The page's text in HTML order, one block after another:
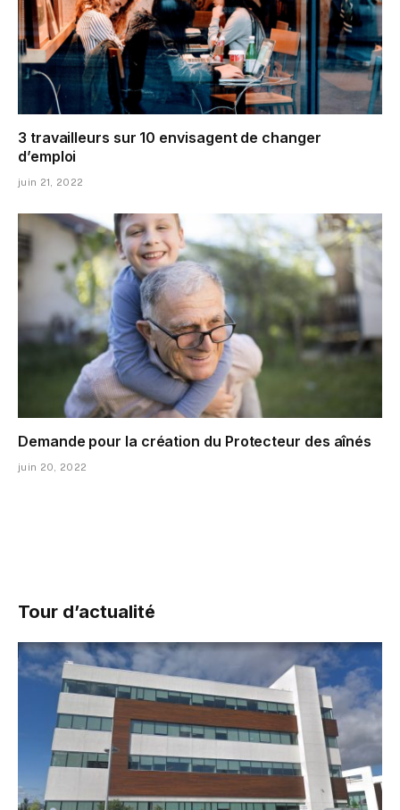
3 travailleurs sur 10 envisagent de changer
d’emploi
juin 21, 2022
Demande pour la création du Protecteur des aînés
juin 20, 2022
Tour d’actualité